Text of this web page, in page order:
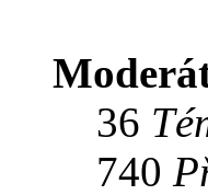
36
740